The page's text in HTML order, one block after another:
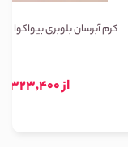
کرم آبرسان بلوبری بیواکوا Bioaqua
از 323,400 تومان